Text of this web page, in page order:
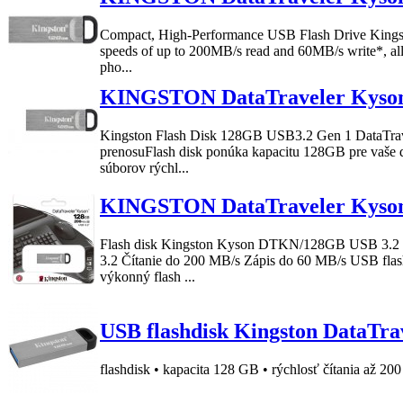
Compact, High-Performance USB Flash Drive
speeds of up to 200MB/s read and 60MB/s write*,
pho...
KINGSTON DataTraveler
Kingston Flash Disk 128GB USB3.2 Gen 1
prenosuFlash disk ponúka kapacitu 128GB pre vaše
súborov rýchl...
KINGSTON DataTraveler
Flash disk Kingston Kyson DTKN/128GB USB 3.2
3.2 Čítanie do 200 MB/s Zápis do 60 MB/s USB
výkonný flash ...
USB flashdisk Kingston
flashdisk • kapacita 128 GB • rýchlosť čítania až